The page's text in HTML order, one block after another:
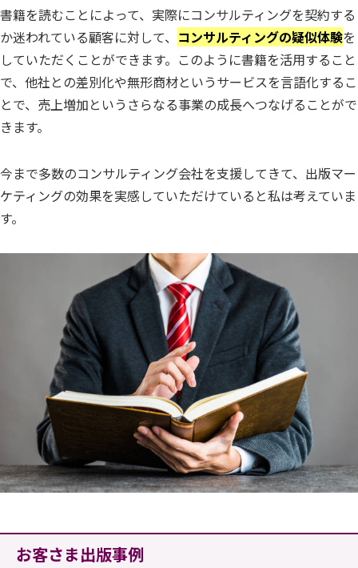
書籍を読むことによって、実際にコンサルティングを契約する
か迷われている顧客に対して、 コンサルティングの疑似体験を
していただくことができます。このように書籍を活用すること
で、他社との差別化や無形商材というサービスを言語化するこ
とで、売上増加というさらなる事業の成長へつなげることがで
きます。
今まで多数のコンサルティング会社を支援してきて、出版マー
ケティングの効果を実感していただけていると私は考えていま
す。
お客さま出版事例